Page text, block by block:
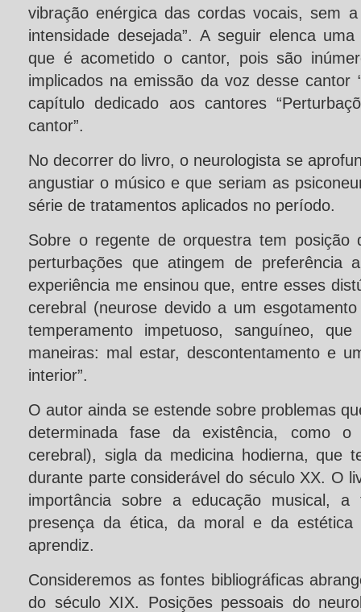
vibração enérgica das cordas vocais, sem
intensidade desejada”. A seguir elenca
que é acometido o cantor, pois são
implicados na emissão da voz desse cantor
capítulo dedicado aos cantores
cantor”.
No decorrer do livro, o neurologista se
angustiar o músico e que seriam as
série de tratamentos aplicados no período.
Sobre o regente de orquestra tem posição
perturbações que atingem de preferência
experiência me ensinou que, entre esses
cerebral (neurose devido a um
temperamento impetuoso, sanguíneo,
maneiras: mal estar, descontentamento e
interior”.
O autor ainda se estende sobre problemas
determinada fase da existência, como o
cerebral), sigla da medicina hodierna, que
durante parte considerável do século XX. O
importância sobre a educação musical,
presença da ética, da moral e da estética
aprendiz.
Consideremos as fontes bibliográficas
do século XIX. Posições pessoais do